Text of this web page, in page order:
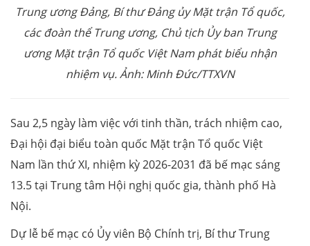
Trung ương Đảng, Bí thư Đảng ủy Mặt trận Tổ quốc,
các đoàn thể Trung ương, Chủ tịch Ủy ban Trung
ương Mặt trận Tổ quốc Việt Nam phát biểu nhận
nhiệm vụ. Ảnh: Minh Đức/TTXVN
Sau 2,5 ngày làm việc với tinh thần, trách nhiệm cao,
Đại hội đại biểu toàn quốc Mặt trận Tổ quốc Việt
Nam lần thứ XI, nhiệm kỳ 2026-2031 đã bế mạc sáng
13.5 tại Trung tâm Hội nghị quốc gia, thành phố Hà
Nội.
Dự lễ bế mạc có Ủy viên Bộ Chính trị, Bí thư Trung